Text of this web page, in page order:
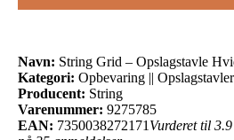
Navn: String Grid – Opslagstavle
Kategori: Opbevaring || Opslagstavler
Producent: String
Varenummer: 9275785
EAN: 7350038272171 Vurderet til